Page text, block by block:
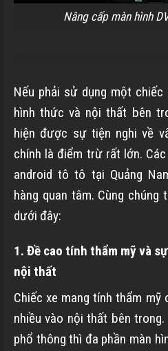
Nâng cấp màn hình
Nếu phải sử dụng một
hình thức và nội thất bên
hiện được sự tiện nghi về
chính là điểm trừ rất lớn.
android tô tô tại Quảng
hàng quan tâm. Cùng
dưới đây:
1. Đề cao tính thẩm mỹ và
nội thất
Chiếc xe mang tính thẩm mỹ
nhiều vào nội thất bên
phổ thông thì đa phần màn